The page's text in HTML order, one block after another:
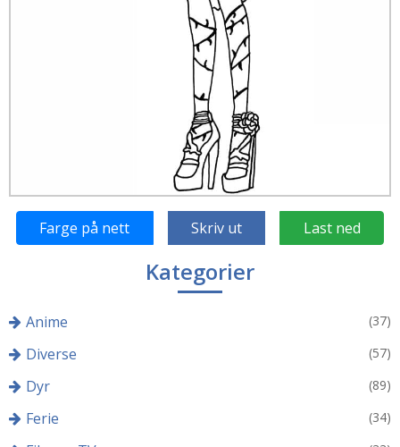
Farge på nett Skriv ut Last ned
Kategorier
Anime (37)
Diverse (57)
Dyr (89)
Ferie (34)